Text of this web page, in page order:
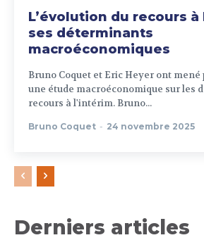
L’évolution du recours
ses déterminants
macroéconomiques
Bruno Coquet et Eric Heyer ont
une étude macroéconomique sur les
recours à l'intérim. Bruno...
Bruno Coquet - 24 novembre 2025
Derniers articles